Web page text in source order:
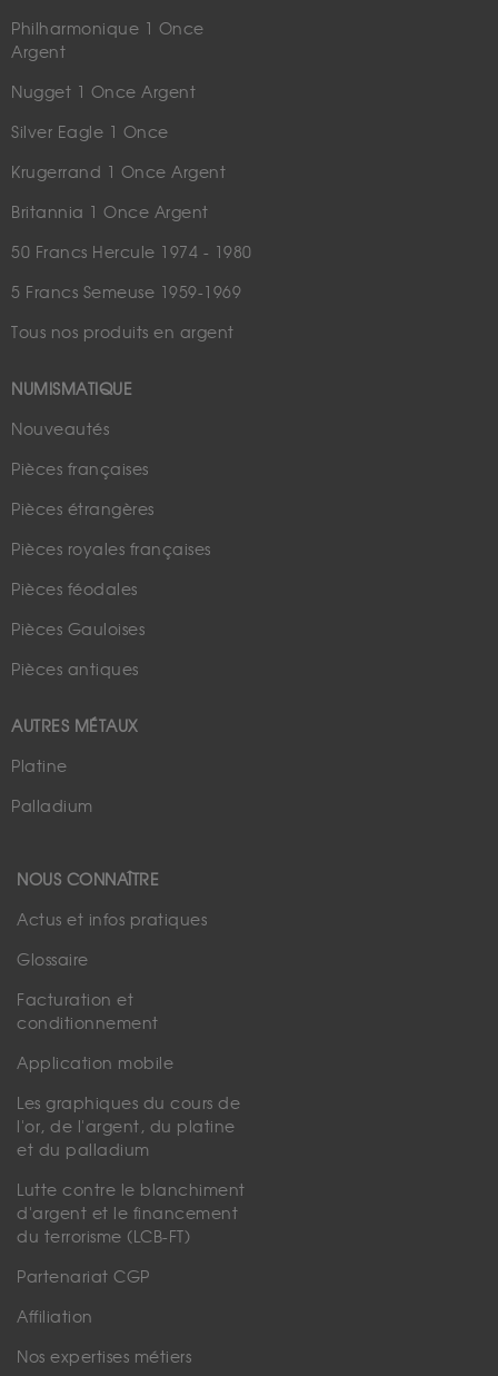
Philharmonique 1 Once
Argent
Nugget 1 Once Argent
Silver Eagle 1 Once
Krugerrand 1 Once Argent
Britannia 1 Once Argent
50 Francs Hercule 1974 - 1980
5 Francs Semeuse 1959-1969
Tous nos produits en argent
NUMISMATIQUE
Nouveautés
Pièces françaises
Pièces étrangères
Pièces royales françaises
Pièces féodales
Pièces Gauloises
Pièces antiques
AUTRES MÉTAUX
Platine
Palladium
NOUS CONNAÎTRE
Actus et infos pratiques
Glossaire
Facturation et
conditionnement
Application mobile
Les graphiques du cours de
l'or, de l'argent, du platine
et du palladium
Lutte contre le blanchiment
d'argent et le financement
du terrorisme (LCB-FT)
Partenariat CGP
Affiliation
Nos expertises métiers